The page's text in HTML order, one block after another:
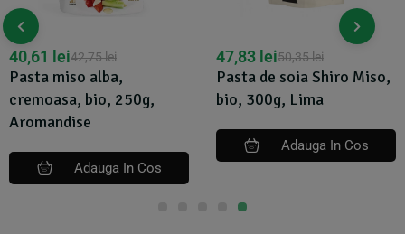
Pasta miso alba,
cremoasa, bio, 250g,
Aromandise
42,75lei
40,61 lei
Adauga In Cos
Pasta de soia Shiro Miso,
bio, 300g, Lima
50,35lei
47,83 lei
Adauga In Cos